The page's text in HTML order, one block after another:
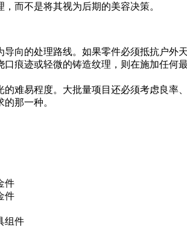
而不是将其视为后期的美容决策。
向的处理路线。如果零件必须抵抗户外
痕迹或轻微的铸造纹理，则在施加任何
难易程度。大批量项目还必须考虑良率
那一种。
件
件
组件